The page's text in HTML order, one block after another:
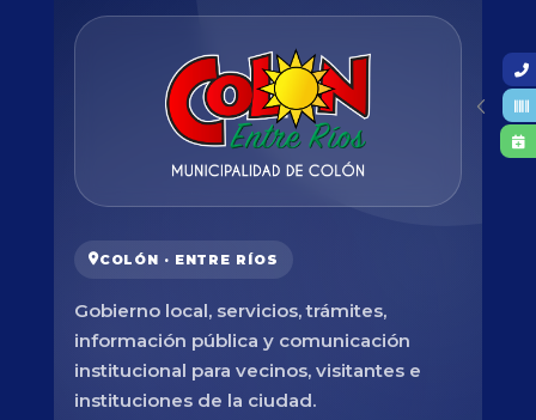
COLÓN · ENTRE RÍOS
Gobierno local, servicios, trámites,
información pública y comunicación
institucional para vecinos, visitantes e
instituciones de la ciudad.